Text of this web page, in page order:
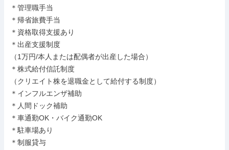
＊管理職手当
＊帰省旅費手当
＊資格取得支援あり
＊出産支援制度
（1万円/本人または配偶者が出産した場合）
＊株式給付信託制度
（クリエイト株を退職金として給付する制度）
＊インフルエンザ補助
＊人間ドック補助
＊車通勤OK・バイク通勤OK
＊駐車場あり
＊制服貸与